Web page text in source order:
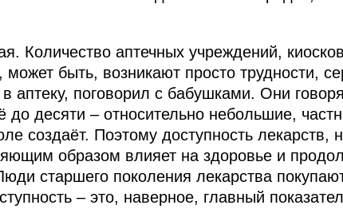
Количество аптечных учреждений,
быть, возникают просто трудности,
аптеку, поговорил с бабушками. Они
десяти – относительно небольшие,
создаёт. Поэтому доступность лекарств,
образом влияет на здоровье и
старшего поколения лекарства
– это, наверное, главный